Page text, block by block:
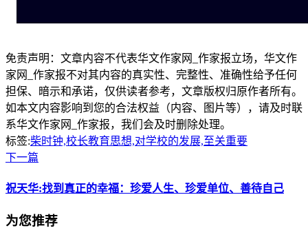
免责声明：文章内容不代表华文作家网_作家报立场，华文作
家网_作家报不对其内容的真实性、完整性、准确性给予任何
担保、暗示和承诺，仅供读者参考，文章版权归原作者所有。
如本文内容影响到您的合法权益（内容、图片等），请及时联
系华文作家网_作家报，我们会及时删除处理。
标签:柴时钟,校长教育思想,对学校的发展,至关重要
下一篇
祝天华:找到真正的幸福：珍爱人生、珍爱单位、善待自己
为您推荐